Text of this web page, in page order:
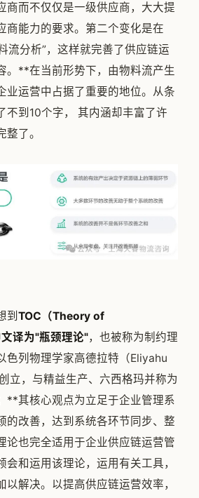
商而不仅仅是一级供应商，大大提
商能力的要求。第二个变化是在
流分析”，这样就完善了供应链运
。**在当前形势下，由物料流产生
业运营中占据了重要的地位。从条
不到10个字， 其内涵却丰富了许
了。
到 TOC（Theory of
译为"瓶颈理论"，也被称为制约理
色列物理学家高德拉特（Eliyahu
立，与精益生产、六西格玛并称为
**其核心观点为立足于企业管理系
的改善，达到系统各环节同步、整
论也完全适用于企业供应链运营管
和运用该理论，运用有关工具，
以解决。以提高供应链运营效率，